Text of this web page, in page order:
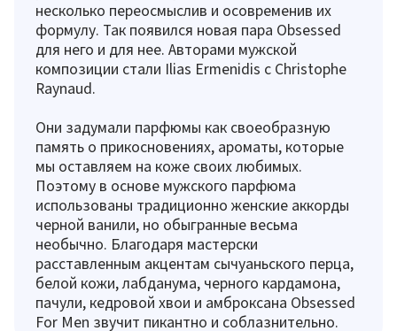
несколько переосмыслив и осовременив их
формулу. Так появился новая пара Obsessed
для него и для нее. Авторами мужской
композиции стали Ilias Ermenidis с Christophe
Raynaud.
Они задумали парфюмы как своеобразную
память о прикосновениях, ароматы, которые
мы оставляем на коже своих любимых.
Поэтому в основе мужского парфюма
использованы традиционно женские аккорды
черной ванили, но обыгранные весьма
необычно. Благодаря мастерски
расставленным акцентам сычуаньского перца,
белой кожи, лабданума, черного кардамона,
пачули, кедровой хвои и амброксана Obsessed
For Men звучит пикантно и соблазнительно.